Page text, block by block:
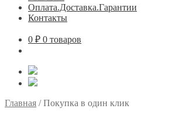
Оплата.Доставка.Гарантии
Контакты
0 ₽ 0 товаров
Главная /Покупка в один клик